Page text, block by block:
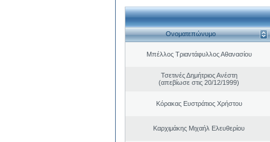
Ονοματεπώνυμο
Μπέλλος Τριαντάφυλλος Αθανασίου
Τσετινές Δημήτριος Ανέστη
(απεβίωσε στις 20/12/1999)
Κόρακας Ευστράτιος Χρήστου
Καρχιμάκης Μιχαήλ Ελευθερίου